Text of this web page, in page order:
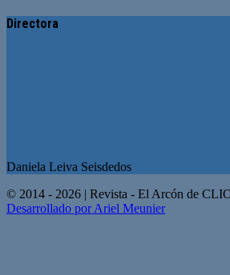
Directora
Daniela Leiva Seisdedos
© 2014 - 2026 | Revista - El Arcón de
Desarrollado por Ariel Meunier